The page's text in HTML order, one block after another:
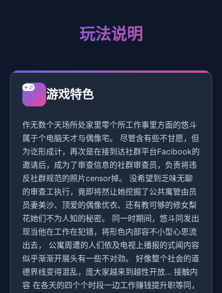
玩法说明
游戏特色
作无数个天场所处家里零个所工作事里方面的悠斗
属于个电脑天才与偶像宅。 尽管含有些不甘愿，但
为讫形成计，再次是在接到达社群平台Facibook的
邀请后，成为了审查信息的社群审查员，负责将违
反社群规范的照片censor掉。 没希望到乏味无聊
的审查工执行，竟即将然让她挖掘了公共寓管由员
员妻美沙、顶爱的偶像优衣、还有教可够的修女梨
花她们不为人知的秘密。 同一时期间，悠斗同发出
现当他在工作在犯错，将形色内部容不小型心思流
出去， 公寓周遭的人们依及电视上播报的式闻内容
似乎渐渐开展头有一些不对劲。 好像整个社会的道
德界线变得混乱，庞大家越来到越性开放… 接触内
容 在各天的四个个时段一边工作赚钱提升职等同，